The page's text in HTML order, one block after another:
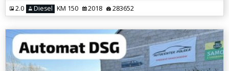
2.0 Diesel KM 150 2018 283652